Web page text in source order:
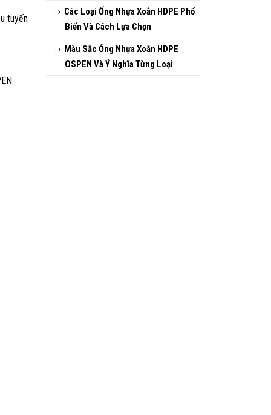
tuyến
Công Dụng Và Cách Sử Dụng
Ống Ruột Gà Luồn Dây Điện
Dùng Loại Nào Phù Hợp?
Các Loại Ống Nhựa Xoắn